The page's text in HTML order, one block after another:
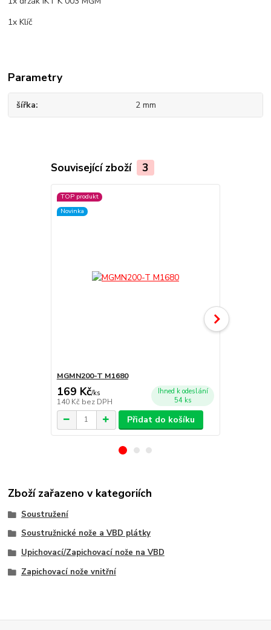
1x Klíč
Parametry
šířka 2 mm
Související zboží 3
TOP produkt
Novinka
MGMN200-T M1680
169 Kč/ks
140 Kč bez DPH
Ihned k odeslání
54 ks
Přidat do košíku
Zboží zařazeno v kategoriích
Soustružení
Soustružnické nože a VBD plátky
Upichovací/Zapichovací nože na VBD
Zapichovací nože vnitřní